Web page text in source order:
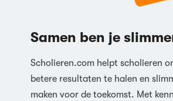
Samen ben je
Scholieren.com helpt scholieren
betere resultaten te halen en
maken voor de toekomst. Met